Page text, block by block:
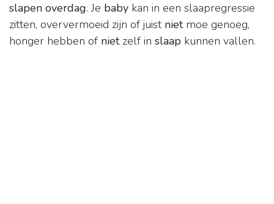
slapen overdag. Je baby kan in een slaapregressie
zitten, oververmoeid zijn of juist nietmoe genoeg,
honger hebben of nietzelf in slaap kunnen vallen.